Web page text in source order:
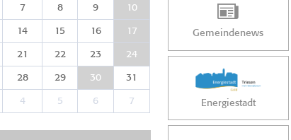
7 8 9 10
14 15 16 17
21 22 23 24
28 29 30 31
4 5 6 7
Gemeindenews
Energiestadt